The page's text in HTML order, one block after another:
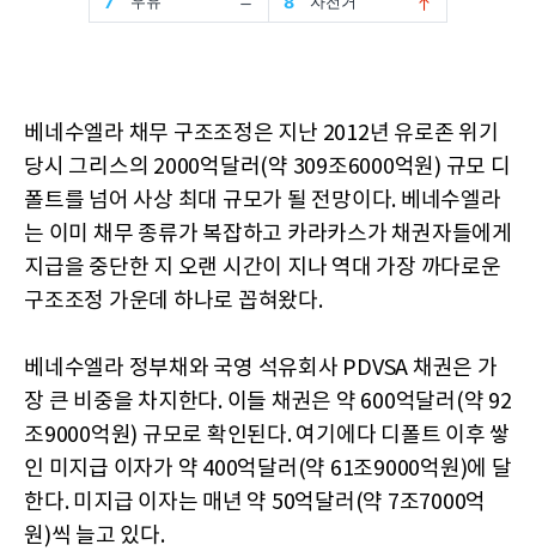
베네수엘라 채무 구조조정은 지난 2012년 유로존 위기
당시 그리스의 2000억달러(약 309조6000억원) 규모 디
폴트를 넘어 사상 최대 규모가 될 전망이다. 베네수엘라
는 이미 채무 종류가 복잡하고 카라카스가 채권자들에게
지급을 중단한 지 오랜 시간이 지나 역대 가장 까다로운
구조조정 가운데 하나로 꼽혀왔다.
베네수엘라 정부채와 국영 석유회사 PDVSA 채권은 가
장 큰 비중을 차지한다. 이들 채권은 약 600억달러(약 92
조9000억원) 규모로 확인된다. 여기에다 디폴트 이후 쌓
인 미지급 이자가 약 400억달러(약 61조9000억원)에 달
한다. 미지급 이자는 매년 약 50억달러(약 7조7000억
원)씩 늘고 있다.